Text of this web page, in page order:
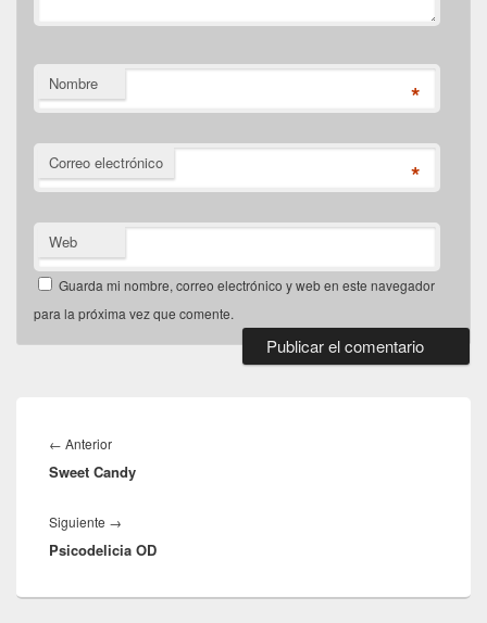
Nombre *
Correo electrónico *
Web
Guarda mi nombre, correo electrónico y web en este navegador
para la próxima vez que comente.
de
entradas
← AnteriorEntrada
anterior:
Sweet Candy
Siguiente →
siguiente:
Psicodelicia OD